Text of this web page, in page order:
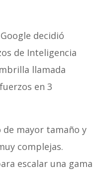
decidió
de Inteligencia
llamada
en 3
de mayor tamaño y
complejas.
escalar una gama